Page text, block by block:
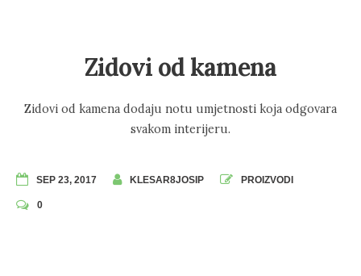
Zidovi od kamena
Zidovi od kamena dodaju notu umjetnosti koja odgovara
svakom interijeru.
SEP 23, 2017 KLESAR8JOSIP PROIZVODI
0